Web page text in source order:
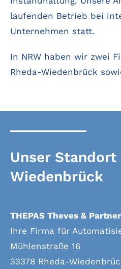
laufenden Betrieb bei
Unternehmen statt.
In NRW haben wir zwei
Rheda-Wiedenbrück
Unser
Wiedenbrück
THEPAS Theves &
Ihre Firma für
Mühlenstraße 16
33378 Rheda-